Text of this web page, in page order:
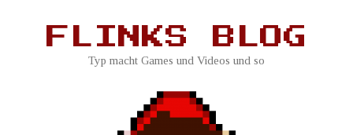
FLINKS BLOG
Typ macht Games und Videos und so